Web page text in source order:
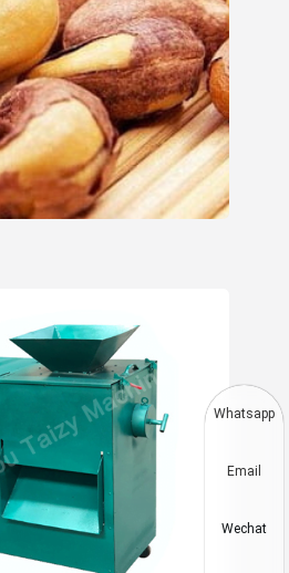
Whatsapp
Email
Wechat